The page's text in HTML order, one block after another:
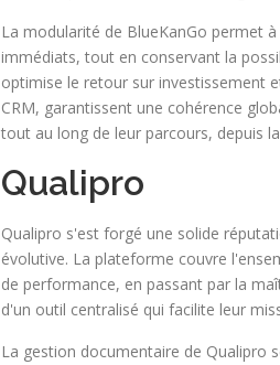
La modularité de BlueKanGo permet
immédiats, tout en conservant la
optimise le retour sur investissement
CRM, garantissent une cohérence
tout au long de leur parcours, depuis
Qualipro
Qualipro s'est forgé une solide
évolutive. La plateforme couvre
de performance, en passant par la
d'un outil centralisé qui facilite leur
La gestion documentaire de Qualipro